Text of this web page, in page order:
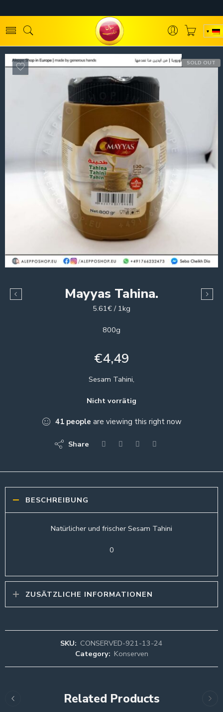
SOLD OUT
Mayyas Tahina.
5.61€ / 1kg
800g
€4,49
Sesam Tahini,
Nicht vorrätig
41 people are viewing this right now
Share
BESCHREIBUNG
Natürlicher und frischer Sesam Tahini
0
ZUSÄTZLICHE INFORMATIONEN
SKU: CONSERVED-921-13-24
Category: Konserven
Related Products